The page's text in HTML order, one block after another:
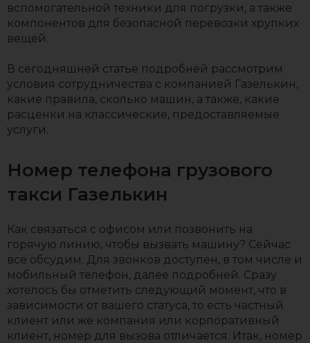
вспомогательной техники для погрузки, а также
компонентов для безопасной перевозки хрупких
вещей.
В сегодняшней статье подробней рассмотрим
условия сотрудничества с компанией Газелькин,
какие правила, сколько машин, а также, какие
расценки на классические, предоставляемые
услуги.
Номер телефона грузового
такси Газелькин
Как связаться с офисом или позвонить на
горячую линию, чтобы вызвать машину? Сейчас
всё обсудим. Для звонков доступен, в том числе и
мобильный телефон, далее подробней. Сразу
хотелось бы отметить следующий момент, что в
зависимости от вашего статуса, то есть частный
клиент или же компания или корпоративный
клиент, номер для вызова отличается. Итак, номер